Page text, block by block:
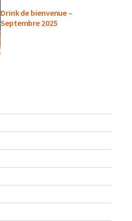
Drink de bienvenue –
Septembre 2025